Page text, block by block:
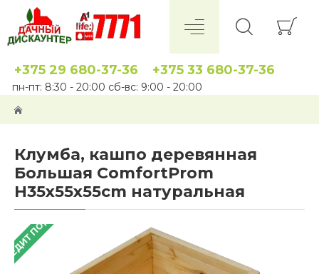
+375 29 680-37-36 +375 33 680-37-36
пн-пт: 8:30 - 20:00 сб-вс: 9:00 - 20:00
Клумба, кашпо деревянная
Большая ComfortProm
H35x55x55cm натуральная
ПОД 4%